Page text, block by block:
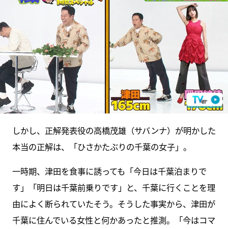
しかし、正解発表役の高橋茂雄（サバンナ）が明かした
本当の正解は、「ひさかたぶりの千葉の女子」。
一時期、津田を食事に誘っても「今日は千葉泊まりで
す」「明日は千葉前乗りです」と、千葉に行くことを理
由によく断られていたそう。そうした事実から、津田が
千葉に住んでいる女性と何かあったと推測。「今はコマ